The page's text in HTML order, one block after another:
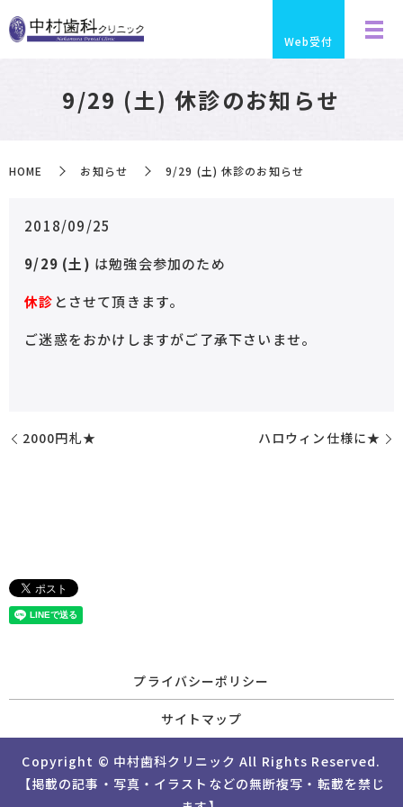
Web受付
9/29 (土) 休診のお知らせ
HOME お知らせ 9/29 (土) 休診のお知らせ
2018/09/25
9/29 (土) は勉強会参加のため
休診 とさせて頂きます。
ご迷惑をおかけしますがご了承下さいませ。
2000円札★ ハロウィン仕様に★
プライバシーポリシー
サイトマップ
Copyright © 中村歯科クリニック All Rights Reserved.
【掲載の記事・写真・イラストなどの無断複写・転載を禁じ